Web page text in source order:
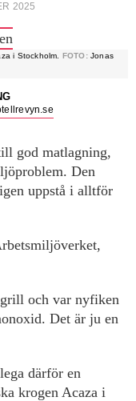
2025
i Stockholm. FOTO:Jonas
god matlagning,
Den
uppstå i alltför
och var nyfiken
Det är ju en
därför en
krogen Acaza i